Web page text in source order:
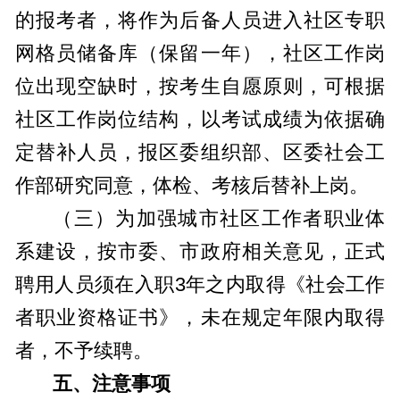
的报考者，将作为后备人员进入社区专职
网格员储备库（保留一年），社区工作岗
位出现空缺时，按考生自愿原则，可根据
社区工作岗位结构，以考试成绩为依据确
定替补人员，报区委组织部、区委社会工
作部研究同意，体检、考核后替补上岗。
（三）为加强城市社区工作者职业体
系建设，按市委、市政府相关意见，正式
聘用人员须在入职3年之内取得《社会工作
者职业资格证书》，未在规定年限内取得
者，不予续聘。
五、注意事项